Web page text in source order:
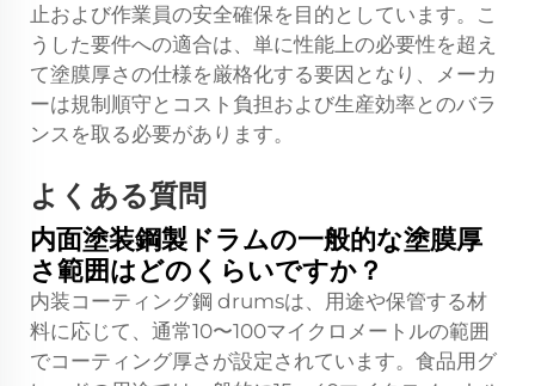
止および作業員の安全確保を目的としています。こ
うした要件への適合は、単に性能上の必要性を超え
て塗膜厚さの仕様を厳格化する要因となり、メーカ
ーは規制順守とコスト負担および生産効率とのバラ
ンスを取る必要があります。
よくある質問
内面塗装鋼製ドラムの一般的な塗膜厚
さ範囲はどのくらいですか？
内装コーティング鋼 drumsは、用途や保管する材
料に応じて、通常10〜100マイクロメートルの範囲
でコーティング厚さが設定されています。食品用グ